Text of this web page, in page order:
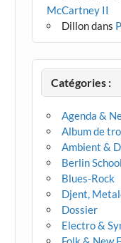
McCartney II
Dillondans
Catégories :
Agenda &
Album de
Ambient &
Berlin
Blues-Rock
Djent,
Dossier
Electro &